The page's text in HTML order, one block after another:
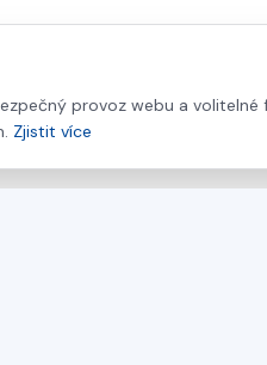
provoz webu a
Zjistit více